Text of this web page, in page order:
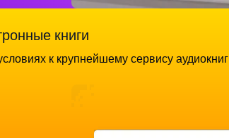
книги
к крупнейшему сервису аудиокниг